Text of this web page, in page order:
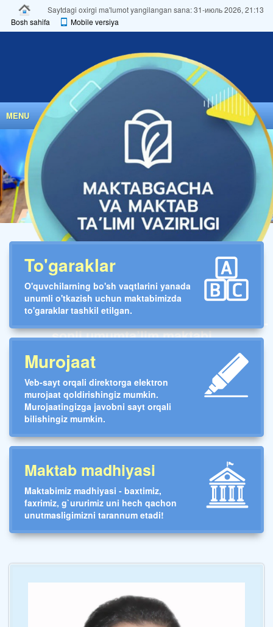
Saytdagi oxirgi ma'lumot yangilangan sana: 31-июль 2026, 21:13
Bosh sahifa
Mobile versiya
Toshkent shahar Yunusobod tumani 235-
sonli umumta’lim maktabi
MENU
To'garaklar
O'quvchilarning bo'sh vaqtlarini yanada
unumli o'tkazish uchun maktabimizda
to'garaklar tashkil etilgan.
Murojaat
Veb-sayt orqali direktorga elektron
murojaat qoldirishingiz mumkin.
Murojaatingizga javobni sayt orqali
bilishingiz mumkin.
Maktab madhiyasi
Maktabimiz madhiyasi - baxtimiz,
faxrimiz, g`ururimiz uni hech qachon
unutmasligimizni tarannum etadi!